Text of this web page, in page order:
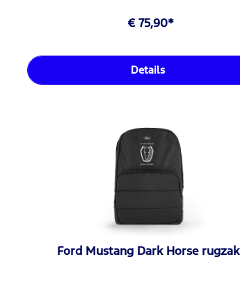
€ 75,90*
Details
Ford Mustang Dark Horse rugzak